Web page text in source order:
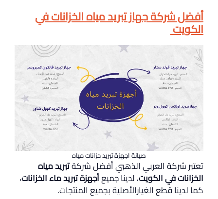
أفضل شركة جهاز تبريد مياه الخزانات في
الكويت
صيانة اجهزة تبريد خزانات مياه
تعتبر شركة العربي الذهبي أفضل شركةتبريد مياه
الخزانات في الكويت، لدينا جميعأجهزة تبريد ماء الخزانات،
كما لدينا قطع الغيارالأصلية بجميع المنتجات.